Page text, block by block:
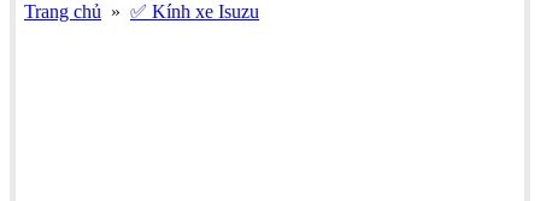
Trang chủ » ✅ Kính xe Isuzu